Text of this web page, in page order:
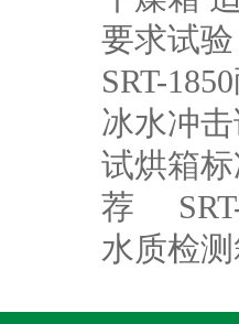
要求试验
SRT-
冰水冲
试烘箱
荐
水质检